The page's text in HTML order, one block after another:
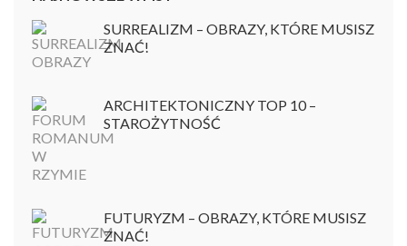
SURREALIZM – OBRAZY, KTÓRE MUSISZ
ZNAĆ!
ARCHITEKTONICZNY TOP 10 –
STAROŻYTNOŚĆ
FUTURYZM – OBRAZY, KTÓRE MUSISZ
ZNAĆ!